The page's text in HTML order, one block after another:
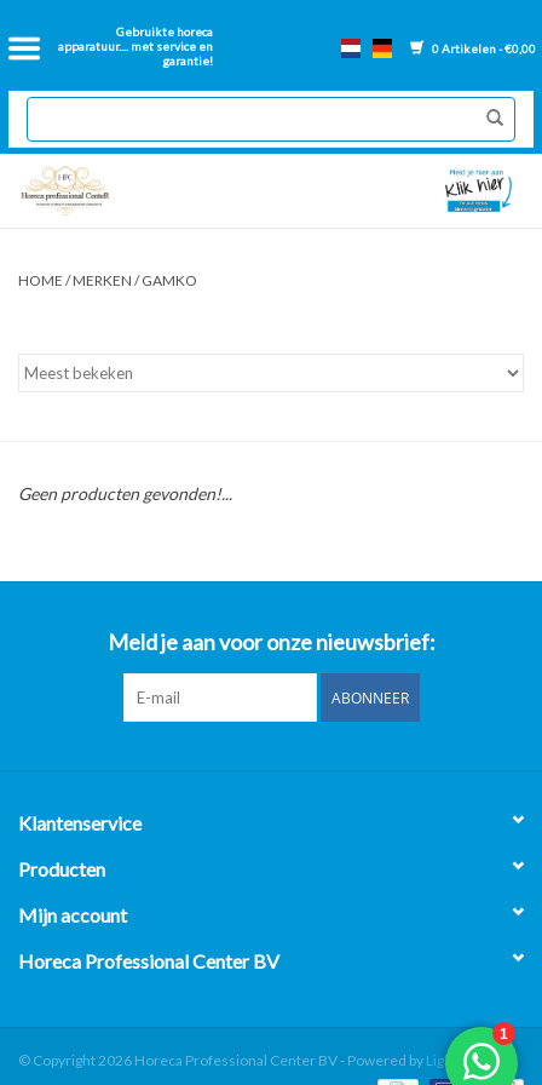
Gebruikte horeca
apparatuur.... met service en
garantie!
0 Artikelen - €0,00
Home
2dehands Horeca
Nieuwe apparatuur
Onderdelen bakwanden
Over ons
HOME /MERKEN /GAMKO
Geen producten gevonden!...
Meld je aan voor onze nieuwsbrief:
ABONNEER
Klantenservice
Producten
Mijn account
Horeca Professional Center BV
© Copyright 2026 Horeca Professional Center BV - Powered by Lightspeed